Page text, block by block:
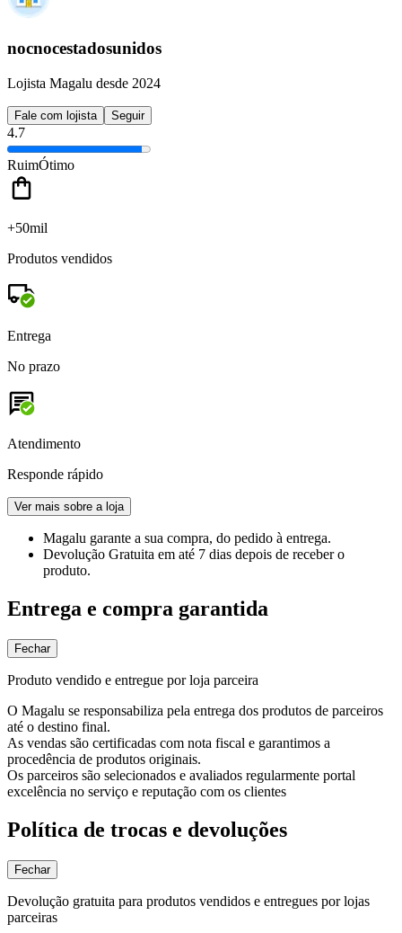
nocnocestadosunidos
Lojista Magalu desde 2024
Fale com lojista Seguir
4.7
RuimÓtimo
+50mil
Produtos vendidos
Entrega
No prazo
Atendimento
Responde rápido
Ver mais sobre a loja
Magalu garante a sua compra, do pedido à entrega.
Devolução Gratuita em até 7 dias depois de receber o
produto.
Entrega e compra garantida
Fechar
Produto vendido e entregue por loja parceira
O Magalu se responsabiliza pela entrega dos produtos de parceiros
até o destino final.
As vendas são certificadas com nota fiscal e garantimos a
procedência de produtos originais.
Os parceiros são selecionados e avaliados regularmente portal
excelência no serviço e reputação com os clientes
Política de trocas e devoluções
Fechar
Devolução gratuita para produtos vendidos e entregues por lojas
parceiras